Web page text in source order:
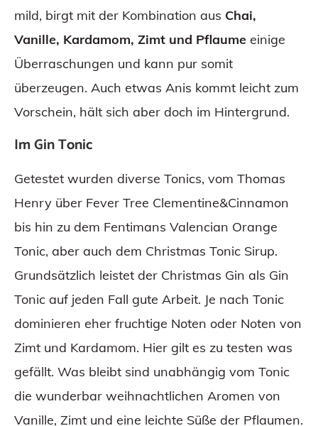
mild, birgt mit der Kombination aus Chai,
Vanille, Kardamom, Zimt und Pflaume einige
Überraschungen und kann pur somit
überzeugen. Auch etwas Anis kommt leicht zum
Vorschein, hält sich aber doch im Hintergrund.
Im Gin Tonic
Getestet wurden diverse Tonics, vom Thomas
Henry über Fever Tree Clementine&Cinnamon
bis hin zu dem Fentimans Valencian Orange
Tonic, aber auch dem Christmas Tonic Sirup.
Grundsätzlich leistet der Christmas Gin als Gin
Tonic auf jeden Fall gute Arbeit. Je nach Tonic
dominieren eher fruchtige Noten oder Noten von
Zimt und Kardamom. Hier gilt es zu testen was
gefällt. Was bleibt sind unabhängig vom Tonic
die wunderbar weihnachtlichen Aromen von
Vanille, Zimt und eine leichte Süße der Pflaumen.